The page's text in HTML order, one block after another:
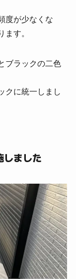
度が少なくな
ます。
ブラックの二色
クに統一しまし
しました